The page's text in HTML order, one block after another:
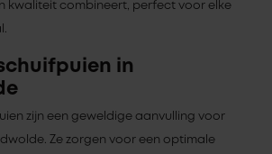
kwaliteit combineert, perfect voor elke
in
zijn een geweldige aanvulling voor
Ze zorgen voor een optimale